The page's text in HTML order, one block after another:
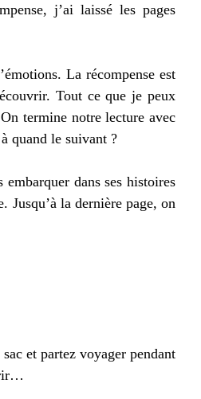
j’ai laissé les pages
La récompense est
Tout ce que je peux
termine notre lecture avec
quand le suivant ?
dans ses histoires
Jusqu’à la dernière page, on
et partez voyager pendant